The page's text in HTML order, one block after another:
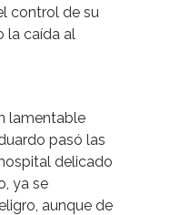
control de su
la caída al
lamentable
pasó las
delicado
ya se
aunque de